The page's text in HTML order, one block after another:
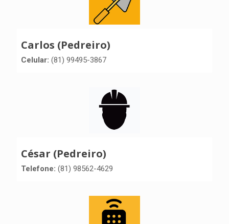
Carlos (Pedreiro)
Celular: (81) 99495-3867
César (Pedreiro)
Telefone: (81) 98562-4629